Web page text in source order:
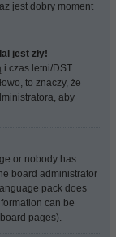
jest dobry moment
jest zły!
i czas letni/DST
to znaczy, że
aby
or nobody has
board administrator
pack does
can be
pages).